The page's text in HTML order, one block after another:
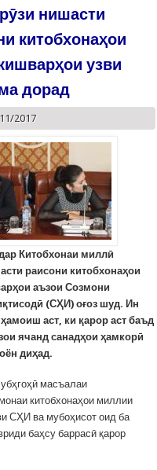
нишасти
китобхонаҳои
узви
дорад
2017
Китобхонаи миллӣ
раисони китобхонаҳои
аъзои Созмони
(СҲИ) оғоз шуд. Ин
аст, ки қарор аст баъд
ячанд санадҳои ҳамкорӣ
диҳад.
масъалаи
китобхонаҳои миллии
СҲИ ва мубоҳисот оид ба
баҳсу баррасӣ қарор